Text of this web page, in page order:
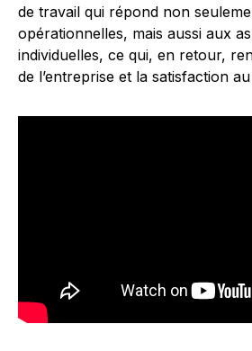
de travail qui répond non
opérationnelles, mais aussi aux
individuelles, ce qui, en retour,
de l’entreprise et la satisfaction